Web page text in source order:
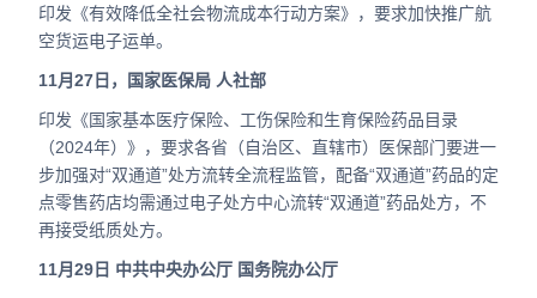
印发《有效降低全社会物流成本行动方案》，要求加快推广航
空货运电子运单。
11月27日，国家医保局 人社部
印发《国家基本医疗保险、工伤保险和生育保险药品目录
（2024年）》，要求各省（自治区、直辖市）医保部门要进一
步加强对“双通道”处方流转全流程监管，配备“双通道”药品的定
点零售药店均需通过电子处方中心流转“双通道”药品处方，不
再接受纸质处方。
11月29日 中共中央办公厅 国务院办公厅